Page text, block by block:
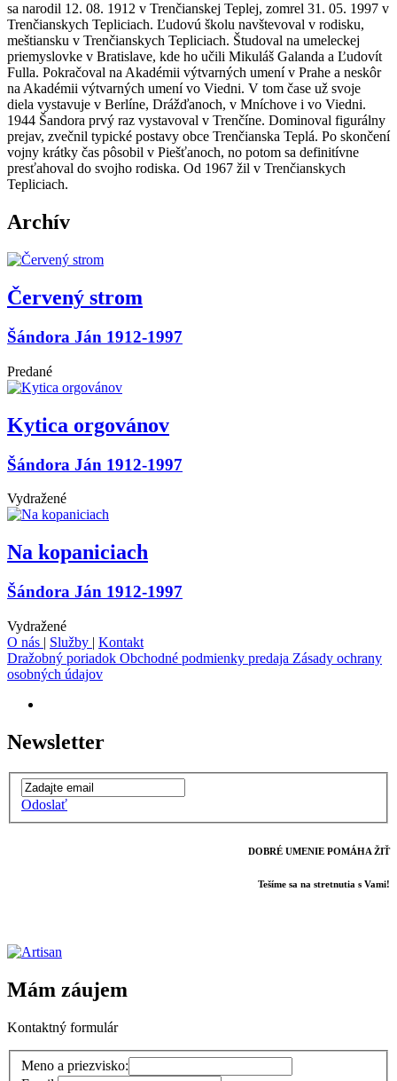
sa narodil 12. 08. 1912 v Trenčianskej Teplej, zomrel 31. 05. 1997 v
Trenčianskych Tepliciach. Ľudovú školu navštevoval v rodisku,
meštiansku v Trenčianskych Tepliciach. Študoval na umeleckej
priemyslovke v Bratislave, kde ho učili Mikuláš Galanda a Ľudovít
Fulla. Pokračoval na Akadémii výtvarných umení v Prahe a neskôr
na Akadémii výtvarných umení vo Viedni. V tom čase už svoje
diela vystavuje v Berlíne, Drážďanoch, v Mníchove i vo Viedni.
1944 Šandora prvý raz vystavoval v Trenčíne. Dominoval figurálny
prejav, zvečnil typické postavy obce Trenčianska Teplá. Po skončení
vojny krátky čas pôsobil v Piešťanoch, no potom sa definitívne
presťahoval do svojho rodiska. Od 1967 žil v Trenčianskych
Tepliciach.
Archív
Červený strom
Šándora Ján 1912-1997
Predané
Kytica orgovánov
Šándora Ján 1912-1997
Vydražené
Na kopaniciach
Šándora Ján 1912-1997
Vydražené
O nás | Služby | Kontakt
Dražobný poriadok Obchodné podmienky predaja Zásady ochrany
osobných údajov
Newsletter
Odoslať
DOBRÉ UMENIE POMÁHA ŽIŤ
Tešíme sa na stretnutia s Vami!
Mám záujem
Kontaktný formulár
Meno a priezvisko: